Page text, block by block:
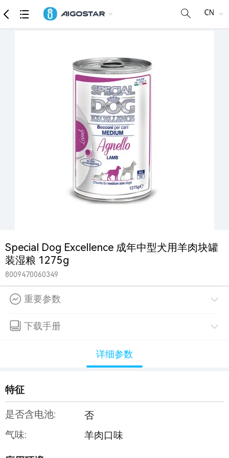
商品 详细参数
Special Dog Excellence 成年中型犬用羊肉块罐
装湿粮 1275g
8009470060349
重要参数
下载手册
详细参数
特征
是否含电池:
否
气味:
羊肉口味